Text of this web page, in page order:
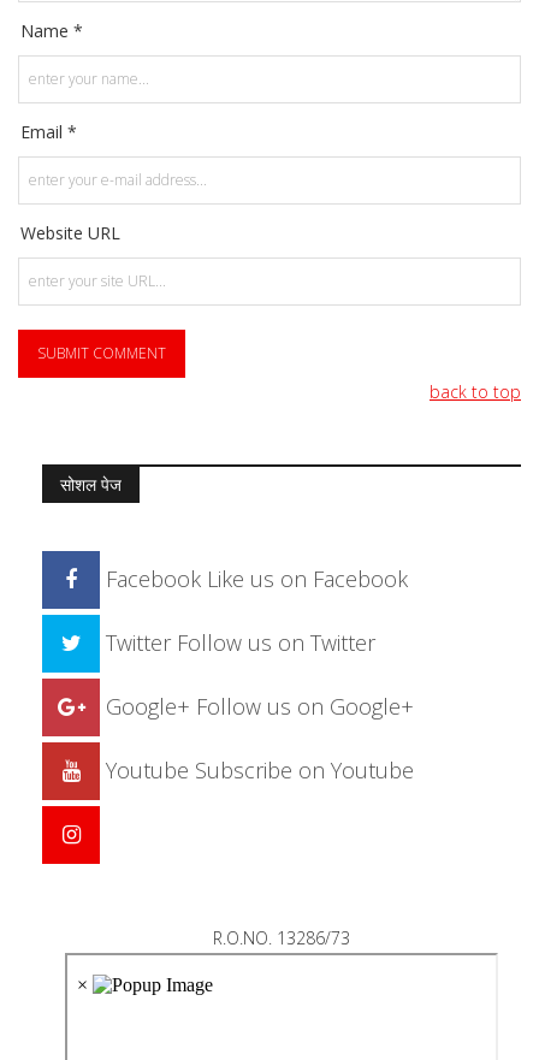
Name *
Email *
Website URL
back to top
सोशल पेज
Facebook Like us on Facebook
Twitter Follow us on Twitter
Google+ Follow us on Google+
Youtube Subscribe on Youtube
R.O.NO. 13286/73